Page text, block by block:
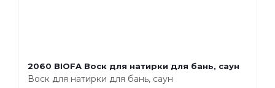
2060 BIOFA Воск для натирки для бань, саун
Воск для натирки для бань, саун